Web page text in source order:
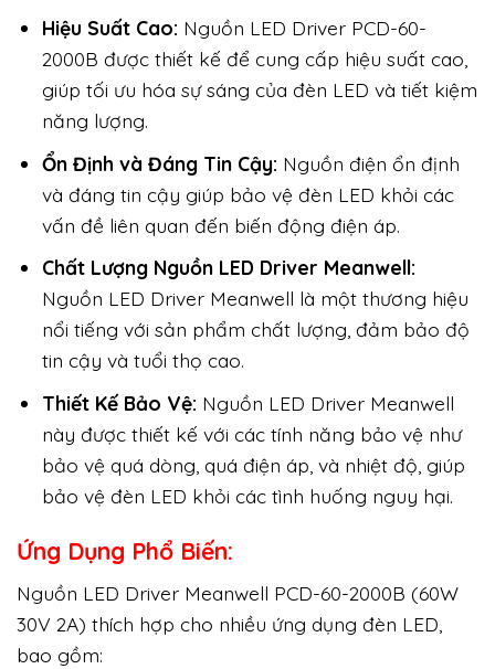
Hiệu Suất Cao: Nguồn LED Driver PCD-60-
2000B được thiết kế để cung cấp hiệu suất cao,
giúp tối ưu hóa sự sáng của đèn LED và tiết kiệm
năng lượng.
Ổn Định và Đáng Tin Cậy: Nguồn điện ổn định
và đáng tin cậy giúp bảo vệ đèn LED khỏi các
vấn đề liên quan đến biến động điện áp.
Chất Lượng Nguồn LED Driver Meanwell:
Nguồn LED Driver Meanwell là một thương hiệu
nổi tiếng với sản phẩm chất lượng, đảm bảo độ
tin cậy và tuổi thọ cao.
Thiết Kế Bảo Vệ: Nguồn LED Driver Meanwell
này được thiết kế với các tính năng bảo vệ như
bảo vệ quá dòng, quá điện áp, và nhiệt độ, giúp
bảo vệ đèn LED khỏi các tình huống nguy hại.
Ứng Dụng Phổ Biến:
Nguồn LED Driver Meanwell PCD-60-2000B (60W
30V 2A) thích hợp cho nhiều ứng dụng đèn LED,
bao gồm: